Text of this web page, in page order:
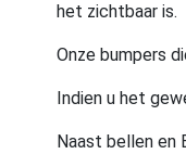
het zichtbaar is.
Onze bumpers
Indien u het
Naast bellen en